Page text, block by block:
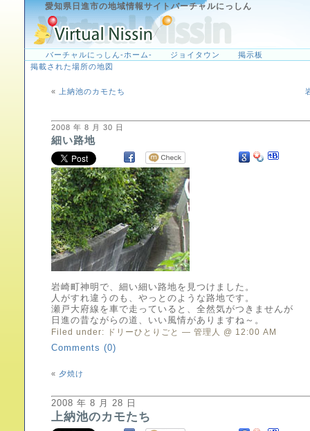
愛知県日進市の地域情報サイトバーチャルにっしん
バーチャルにっしん-ホーム- ジョイタウン
掲示板
掲載された場所の地図
« 上納池のカモたち
2008 年 8 月 30 日
細い路地
岩崎町神明で、細い細い路地を見つけました。
人がすれ違うのも、やっとのような路地です。
瀬戸大府線を車で走っていると、全然気がつきませんが
日進の昔ながらの道、いい風情がありますね～。
Filed under:
ドリーひとりごと — 管理人 @ 12:00 AM
Comments (0)
« 夕焼け
2008 年 8 月 28 日
上納池のカモたち